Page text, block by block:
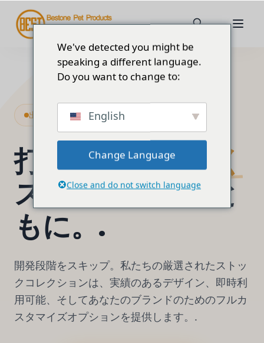
出荷準備完了在庫プログラム
打ち上げより速く
ストック製品とと
もに。.
開発段階をスキップ。私たちの厳選されたストッ
クコレクションは、実績のあるデザイン、即時利
用可能、そしてあなたのブランドのためのフルカ
スタマイズオプションを提供します。.
We've detected you might be
speaking a different language.
Do you want to change to:
English
Change Language
Close and do not switch language